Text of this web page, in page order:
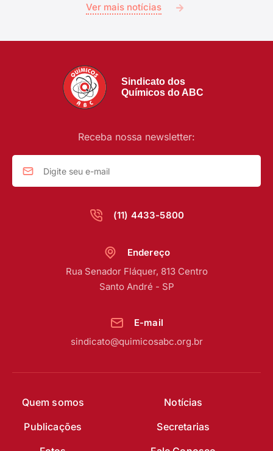
Ver mais notícias
Sindicato dos
Químicos do ABC
(11) 4433-5800
Receba nossa newsletter:
Quem somos
Notícias
Publicações
Secretarias
Endereço
Rua Senador Fláquer, 813 Centro
Santo André - SP
E-mail
sindicato@quimicosabc.org.br